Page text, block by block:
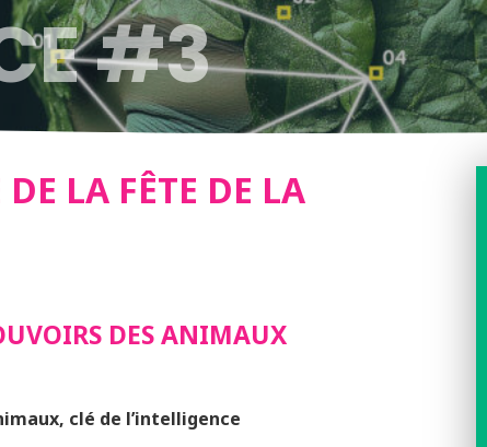
#3
LA FÊTE DE LA
DES ANIMAUX
clé de l’intelligence